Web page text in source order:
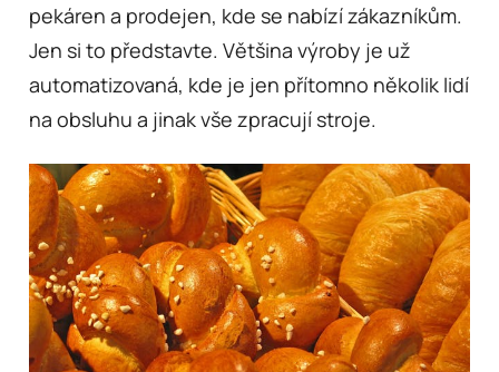
pekáren a prodejen, kde se nabízí zákazníkům.
Jen si to představte. Většina výroby je už
automatizovaná, kde je jen přítomno několik lidí
na obsluhu a jinak vše zpracují stroje.